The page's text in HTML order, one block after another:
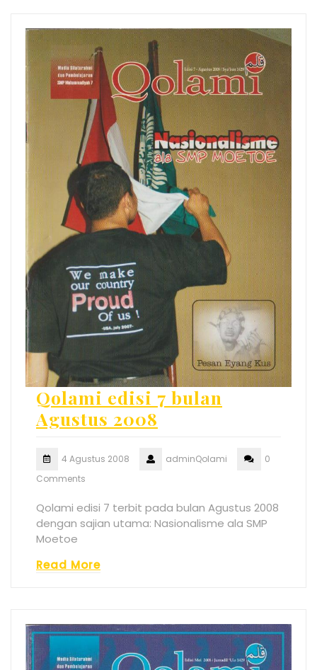
Qolami edisi 7 bulan
Agustus 2008
4 Agustus 2008 adminQolami
0
Comments
Qolami edisi 7 terbit pada bulan Agustus 2008
dengan sajian utama: Nasionalisme ala SMP
Moetoe
Read More